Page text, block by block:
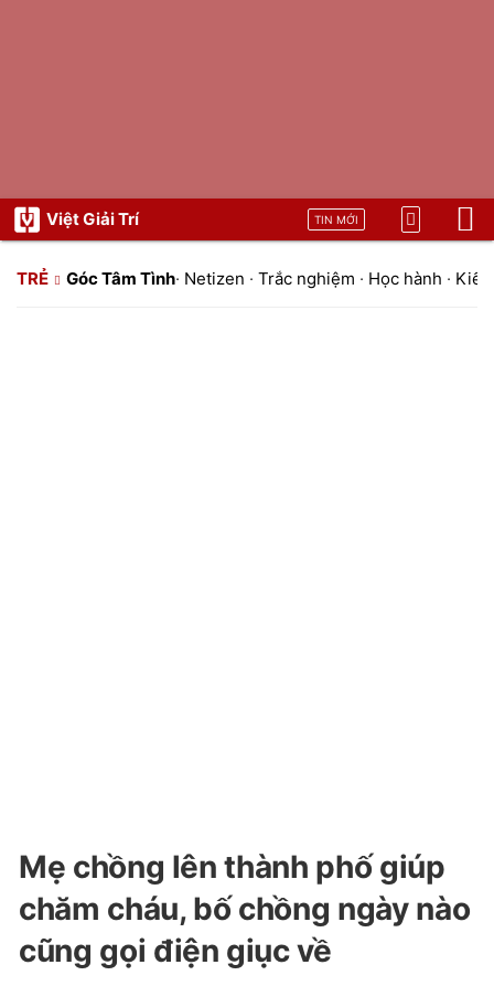
Việt Giải Trí TIN MỚI
TRẺ Góc Tâm Tình· Netizen · Trắc nghiệm · Học hành ·
Mẹ chồng lên thành phố giúp
chăm cháu, bố chồng ngày nào
cũng gọi điện giục về